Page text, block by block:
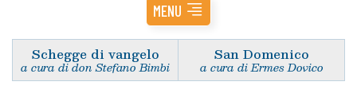
MENU
Schegge di vangelo
a cura di don Stefano Bimbi
San Domenico
a cura di Ermes Dovico